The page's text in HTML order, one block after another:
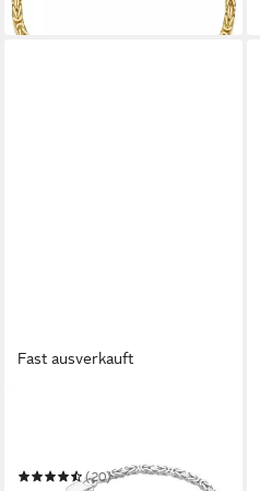
in 2-3 Werktagen bei dir
Fast ausverkauft
Armschmuck Armband
(20)